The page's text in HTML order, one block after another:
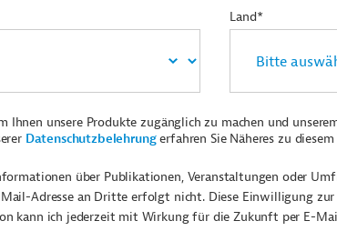
Land*
Ihnen unsere Produkte zugänglich zu machen und
Datenschutzbelehrungerfahren Sie Näheres zu
über Publikationen, Veranstaltungen oder
Adresse an Dritte erfolgt nicht. Diese Einwilligung
kann ich jederzeit mit Wirkung für die Zukunft per E-